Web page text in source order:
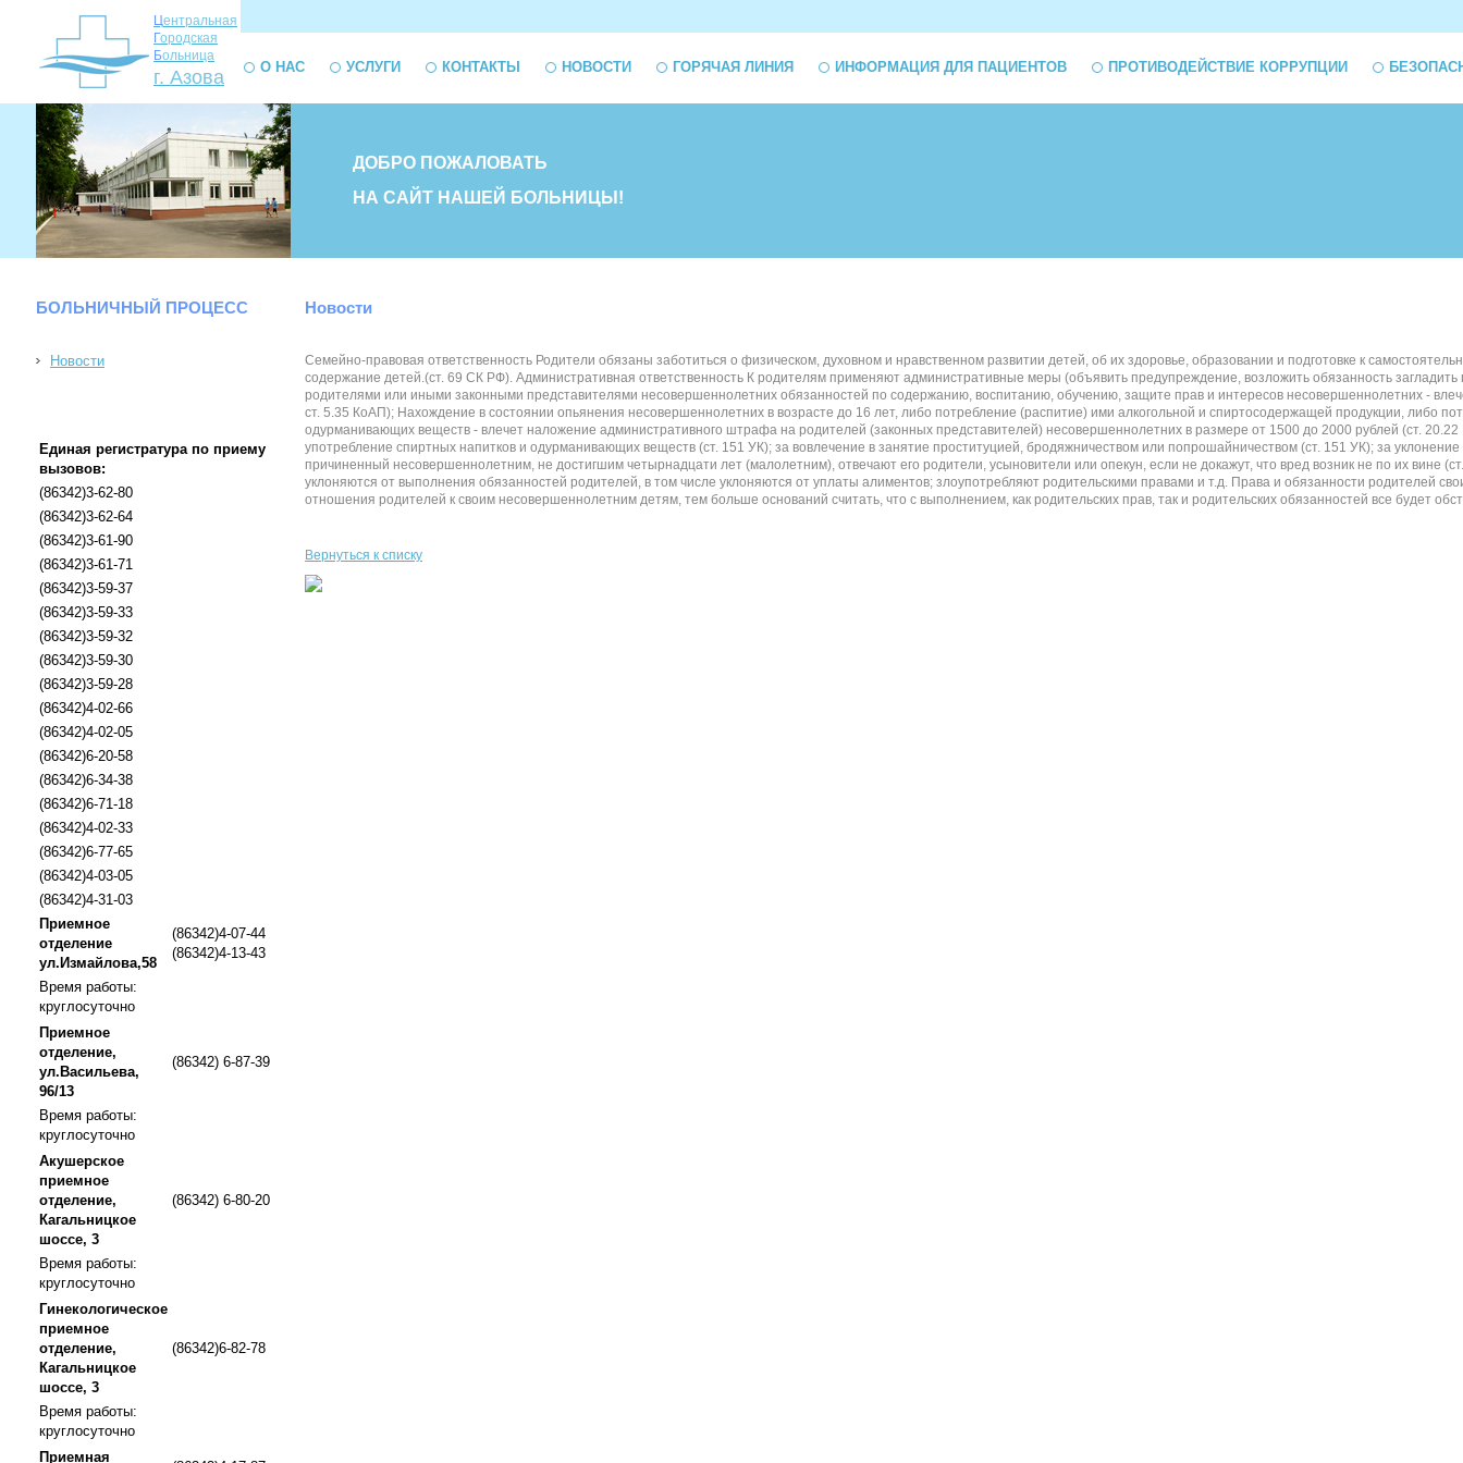
Центральная
Городская
Больница
г. Азова О НАС УСЛУГИ КОНТАКТЫ НОВОСТИ ГОРЯЧАЯ ЛИНИЯ ИНФОРМАЦИЯ ДЛЯ ПАЦИЕНТОВ ПРОТИВОДЕЙСТВИЕ КОРРУПЦИИ
ДОБРО ПОЖАЛОВАТЬ
НА САЙТ НАШЕЙ БОЛЬНИЦЫ!
БОЛЬНИЧНЫЙ ПРОЦЕСС
Новости
Единая регистратура по приему
вызовов:
(86342)3-62-80
(86342)3-62-64
(86342)3-61-90
(86342)3-61-71
(86342)3-59-37
(86342)3-59-33
(86342)3-59-32
(86342)3-59-30
(86342)3-59-28
(86342)4-02-66
(86342)4-02-05
(86342)6-20-58
(86342)6-34-38
(86342)6-71-18
(86342)4-02-33
(86342)6-77-65
(86342)4-03-05
(86342)4-31-03
Приемное
отделение
ул.Измайлова,58
(86342)4-07-44
(86342)4-13-43
Время работы:
круглосуточно
Приемное
отделение,
ул.Васильева,
96/13
(86342) 6-87-39
Время работы:
круглосуточно
Акушерское
приемное
отделение,
Кагальницкое
шоссе, 3
(86342) 6-80-20
Время работы:
круглосуточно
Гинекологическое
приемное
отделение,
Кагальницкое
шоссе, 3
(86342)6-82-78
Время работы:
круглосуточно
Приемная
Новости
Семейно-правовая ответственность Родители обязаны заботиться о физическом, духовном и нравственном развитии детей, об их здоровье, образовании и подготовке к
содержание детей.(ст. 69 СК РФ). Административная ответственность К родителям применяют административные меры (объявить предупреждение, возложить обязанность
родителями или иными законными представителями несовершеннолетних обязанностей по содержанию, воспитанию, обучению, защите прав и интересов несовершеннолетних -
ст. 5.35 КоАП); Нахождение в состоянии опьянения несовершеннолетних в возрасте до 16 лет, либо потребление (распитие) ими алкогольной и спиртосодержащей продукции, либо
одурманивающих веществ - влечет наложение административного штрафа на родителей (законных представителей) несовершеннолетних в размере от 1500 до 2000 рублей (ст.
употребление спиртных напитков и одурманивающих веществ (ст. 151 УК); за вовлечение в занятие проституцией, бродяжничеством или попрошайничеством (ст. 151 УК); за
причиненный несовершеннолетним, не достигшим четырнадцати лет (малолетним), отвечают его родители, усыновители или опекун, если не докажут, что вред возник не по их вине
уклоняются от выполнения обязанностей родителей, в том числе уклоняются от уплаты алиментов; злоупотребляют родительскими правами и т.д. Права и обязанности родителей
отношения родителей к своим несовершеннолетним детям, тем больше оснований считать, что с выполнением, как родительских прав, так и родительских обязанностей все будет
Вернуться к списку